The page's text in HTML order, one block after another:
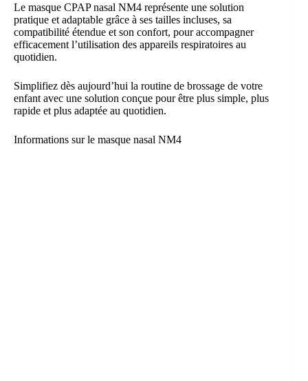
Le masque CPAP nasal NM4 représente une solution
pratique et adaptable grâce à ses tailles incluses, sa
compatibilité étendue et son confort, pour accompagner
efficacement l’utilisation des appareils respiratoires au
quotidien.
Simplifiez dès aujourd’hui la routine de brossage de votre
enfant avec une solution conçue pour être plus simple, plus
rapide et plus adaptée au quotidien.
Informations sur le masque nasal NM4